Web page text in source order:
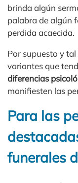
brinda algún
palabra de algún
perdida acaecida.
Por supuesto y
variantes que
diferencias
manifiesten las
Para las
funerales